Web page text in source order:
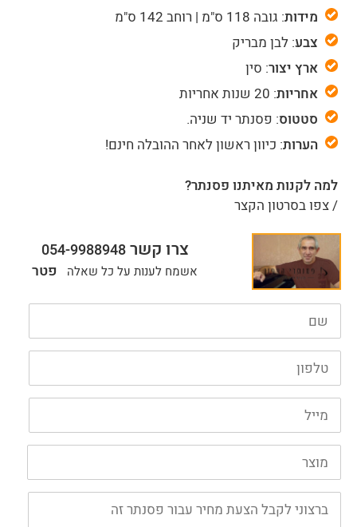
מידות: גובה 118 ס"מ | רוחב 142 ס"מ
צבע: לבן מבריק
ארץ יצור: סין
אחריות: 20 שנות אחריות
סטטוס: פסנתר יד שניה.
הערות: כיוון ראשון לאחר ההובלה חינם!
למה לקנות מאיתנו פסנתר?
/ צפו בסרטון הקצר
צרו קשר054-9988948
אשמח לענות על כל שאלה פטר